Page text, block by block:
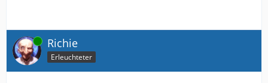
Online Richie
Erleuchteter